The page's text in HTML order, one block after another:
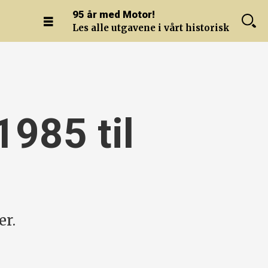
95 år med Motor!
Les alle utgavene i vårt historiske arkiv.
til